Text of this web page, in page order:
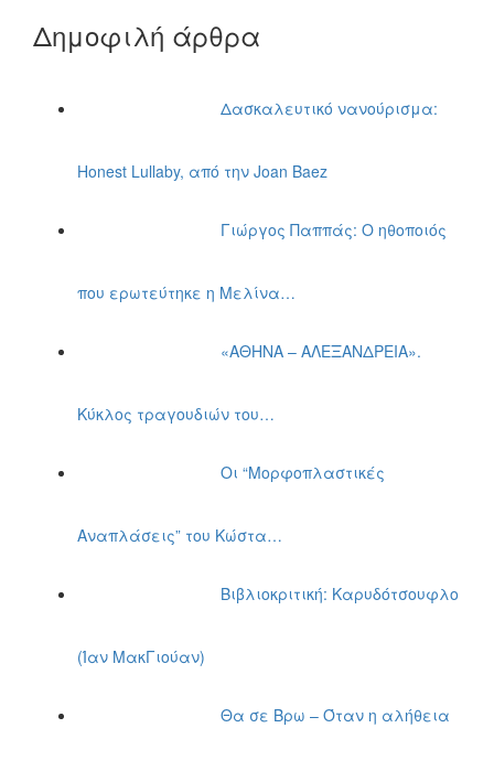
Δημοφιλή άρθρα
Δασκαλευτικό νανούρισμα:
Honest Lullaby, από την Joan Baez
Γιώργος Παππάς: Ο ηθοποιός
που ερωτεύτηκε η Μελίνα…
«ΑΘΗΝΑ – ΑΛΕΞΑΝΔΡΕΙΑ».
Κύκλος τραγουδιών του…
Οι “Μορφοπλαστικές
Αναπλάσεις” του Κώστα…
Βιβλιοκριτική: Καρυδότσουφλο
(Ίαν ΜακΓιούαν)
Θα σε Βρω – Όταν η αλήθεια